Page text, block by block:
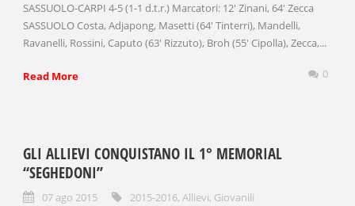
SASSUOLO-CARPI 4-5 (1-1 d.t.r.) Marcatori: 12′ Zinani, 64′ Zecca
SASSUOLO Costa, Adjapong, Masetti (64′ Tinterri), Mandelli,
Ravanelli, Rossini, Caputo (63′ Rizzuto), Broh (55′ Cipolla), Zecca,...
Read More 0
GLI ALLIEVI CONQUISTANO IL 1° MEMORIAL
“SEGHEDONI”
07 ago 2015 2015-2016, Allievi, Giovanili